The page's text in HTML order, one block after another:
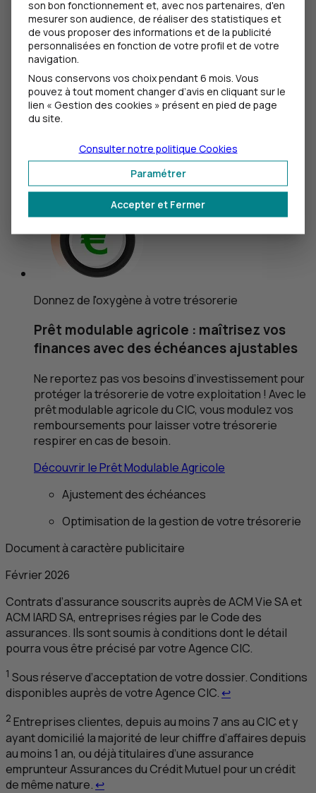
vers une agriculture plus durable
Gestion de l’eau, mise aux normes réglementaires,
circuits courts, agriculture péri-urbaine… Une
multitude de défis à relever mais une solution de
financement pour vous y mener !
Découvrir le Prêt Transition Agricole
Pas de montant maximum
Durée de 18 à 185 mois franchise inclus
Donnez de l'oxygène à votre trésorerie
Prêt modulable agricole : maîtrisez vos
finances avec des échéances ajustables
Ne reportez pas vos besoins d’investissement pour
protéger la trésorerie de votre exploitation ! Avec le
prêt modulable agricole duCIC, vous modulez vos
remboursements pour laisser votre trésorerie
respirer en cas de besoin.
Découvrir le Prêt Modulable Agricole
Ajustement des échéances
Optimisation de la gestion de votre trésorerie
Document à caractère publicitaire
Février 2026
Contrats d’assurance souscrits auprès deACMVieSAet
ACM IARDSA, entreprises régies par le Code des
assurances. Ils sont soumis à conditions dont le détail
pourra vous être précisé par votre AgenceCIC.
1 Sous réserve d’acceptation de votre dossier. Conditions
disponibles auprès de votre AgenceCIC. ↩Retour au renvoi
2 Entreprises clientes, depuis au moins 7 ans auCICet y
ayant domicilié la majorité de leur chiffre d’affaires depuis
au moins 1 an, ou déjà titulaires d’une assurance
emprunteur Assurances du Crédit Mutuel pour un crédit
de même nature. ↩Retour au renvoi 2
son bon fonctionnement et, avec nos partenaires, d'en
mesurer son audience, de réaliser des statistiques et
de vous proposer des informations et de la publicité
personnalisées en fonction de votre profil et de votre
navigation.
Nous conservons vos choix pendant 6 mois. Vous
pouvez à tout moment changer d’avis en cliquant sur le
lien « Gestion des cookies » présent en pied de page
du site.
Accepter et Fermer
Paramétrer
Consulter notre politique Cookies